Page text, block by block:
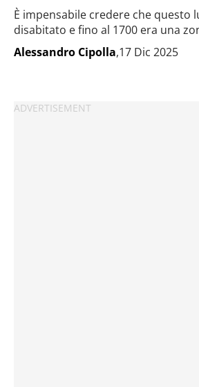
È impensabile credere che questo
disabitato e fino al 1700 era una
Alessandro Cipolla,17 Dic 2025